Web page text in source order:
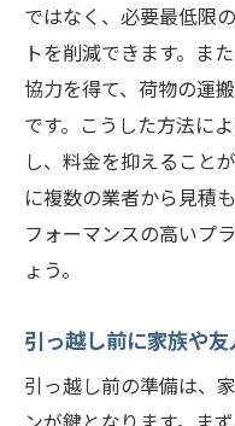
ではなく、必要最低限
トを削減できます。ま
協力を得て、荷物の運
です。こうした方法に
し、料金を抑えること
に複数の業者から見積
フォーマンスの高いプ
ょう。
引っ越し前に家族や
引っ越し前の準備は、